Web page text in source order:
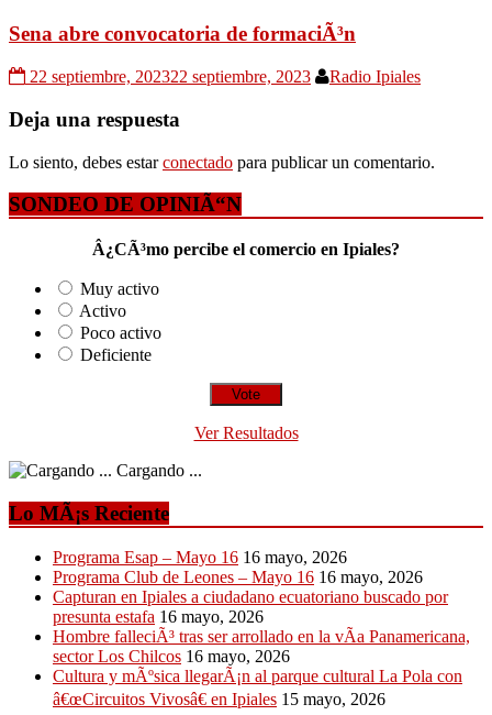
Sena abre convocatoria de formaciÃ³n
22 septiembre, 202322 septiembre, 2023 Radio Ipiales
Deja una respuesta
Lo siento, debes estarconectado para publicar un comentario.
SONDEO DE OPINIÃ“N
Â¿CÃ³mo percibe el comercio en Ipiales?
Muy activo
Activo
Poco activo
Deficiente
Ver Resultados
Cargando ...
Lo MÃ¡s Reciente
Programa Esap – Mayo 16 16 mayo, 2026
Programa Club de Leones – Mayo 16 16 mayo, 2026
Capturan en Ipiales a ciudadano ecuatoriano buscado por
presunta estafa 16 mayo, 2026
Hombre falleciÃ³ tras ser arrollado en la vÃ­a Panamericana,
sector Los Chilcos 16 mayo, 2026
Cultura y mÃºsica llegarÃ¡n al parque cultural La Pola con
â€œCircuitos Vivosâ€ en Ipiales 15 mayo, 2026